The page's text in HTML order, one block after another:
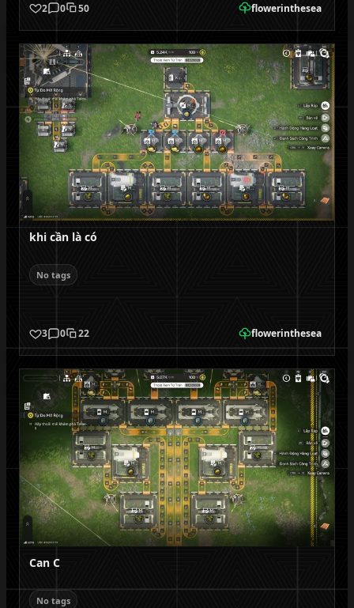
2 0 50 flowerinthesea
khi cần là có
No tags
3 0 22 flowerinthesea
Can C
No tags